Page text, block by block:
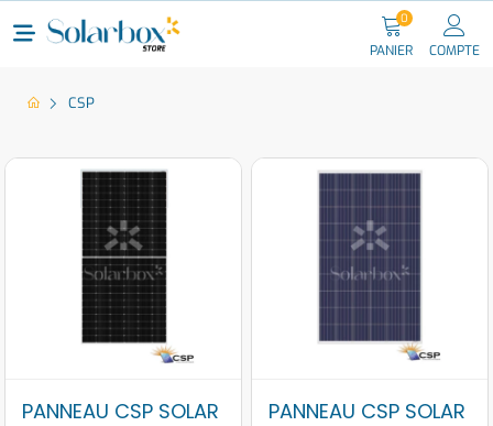
PANIER
0
COMPTE
CSP
PANNEAU CSP SOLAR
PANNEAU CSP SOLAR